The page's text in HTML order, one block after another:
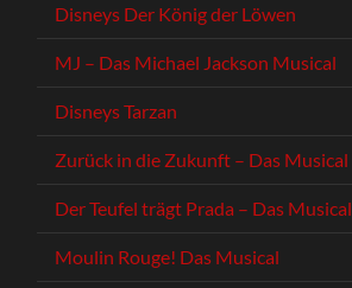
Disneys Der König der Löwen
MJ – Das Michael Jackson Musical
Disneys Tarzan
Zurück in die Zukunft – Das Musical
Der Teufel trägt Prada – Das Musical
Moulin Rouge! Das Musical